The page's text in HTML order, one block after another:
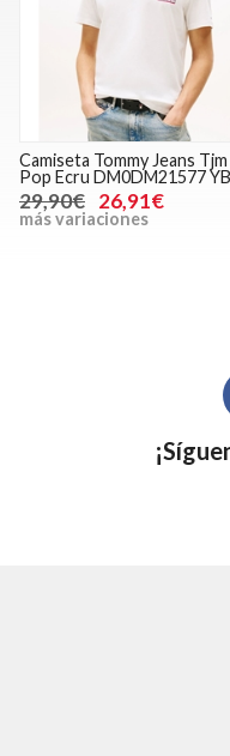
Camiseta Tommy Jeans Tjm
Pop Ecru DM0DM21577
29,90€ 26,91€
más variaciones